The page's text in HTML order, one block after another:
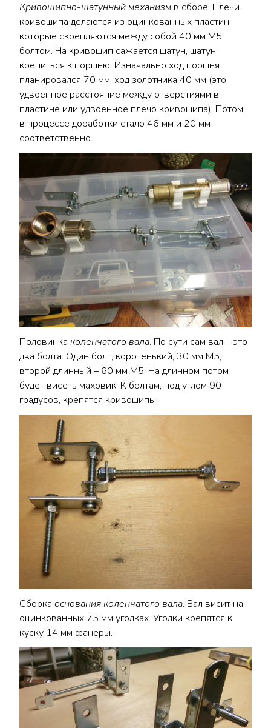
Кривошипно-шатунный механизм в сборе. Плечи
кривошипа делаются из оцинкованных пластин,
которые скрепляются между собой 40 мм М5
болтом. На кривошип сажается шатун, шатун
крепиться к поршню. Изначально ход поршня
планировался 70 мм, ход золотника 40 мм (это
удвоенное расстояние между отверстиями в
пластине или удвоенное плечо кривошипа). Потом,
в процессе доработки стало 46 мм и 20 мм
соответственно.
Половинка коленчатого вала. По сути сам вал – это
два болта. Один болт, коротенький, 30 мм М5,
второй длинный – 60 мм М5. На длинном потом
будет висеть маховик. К болтам, под углом 90
градусов, крепятся кривошипы.
Сборка основания коленчатого вала. Вал висит на
оцинкованных 75 мм уголках. Уголки крепятся к
куску 14 мм фанеры.